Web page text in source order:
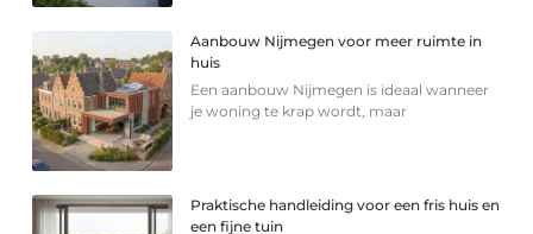
Aanbouw Nijmegen voor meer ruimte in
huis
Een aanbouw Nijmegen is ideaal wanneer
je woning te krap wordt, maar
Praktische handleiding voor een fris huis en
een fijne tuin